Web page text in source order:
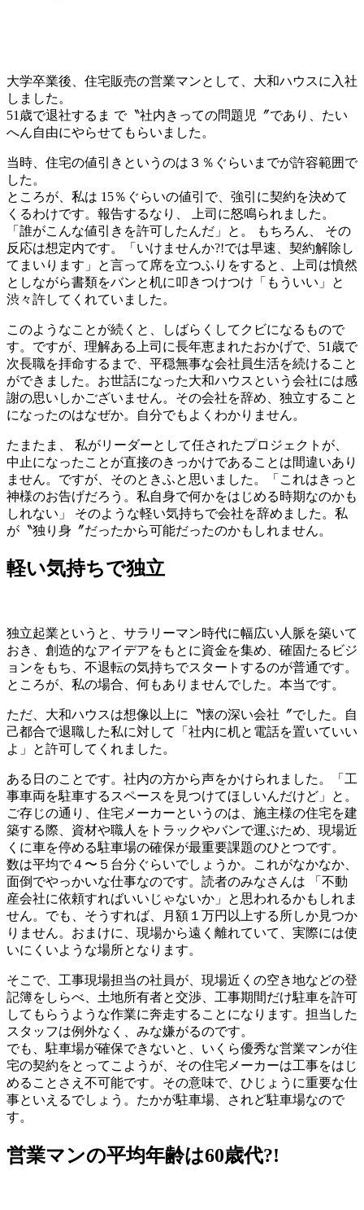
大学卒業後、住宅販売の営業マンとして、大和ハウスに入社
しました。
51歳で退社するま で〝社内きっての問題児〞であり、たい
へん自由にやらせてもらいました。
当時、住宅の値引きというのは３％ぐらいまでが許容範囲で
した。
ところが、私は 15％ぐらいの値引で、強引に契約を決めて
くるわけです。報告するなり、 上司に怒鳴られました。
「誰がこんな値引きを許可したんだ」と。 もちろん、 その
反応は想定内です。「いけませんか?!では早速、契約解除し
てまいります」と言って席を立つふりをすると、上司は憤然
としながら書類をバンと机に叩きつけつけ「もういい」と
渋々許してくれていました。
このようなことが続くと、しばらくしてクビになるもので
す。ですが、理解ある上司に長年恵まれたおかげで、51歳で
次長職を拝命するまで、平穏無事な会社員生活を続けること
ができました。お世話になった大和ハウスという会社には感
謝の思いしかございません。その会社を辞め、独立すること
になったのはなぜか。自分でもよくわかりません。
たまたま、 私がリーダーとして任されたプロジェクトが、
中止になったことが直接のきっかけであることは間違いあり
ません。ですが、そのときふと思いました。「これはきっと
神様のお告げだろう。私自身で何かをはじめる時期なのかも
しれない」 そのような軽い気持ちで会社を辞めました。私
が〝独り身〞だったから可能だったのかもしれません。
軽い気持ちで独立
独立起業というと、サラリーマン時代に幅広い人脈を築いて
おき、創造的なアイデアをもとに資金を集め、確固たるビジ
ョンをもち、不退転の気持ちでスタートするのが普通です。
ところが、私の場合、何もありませんでした。本当です。
ただ、大和ハウスは想像以上に〝懐の深い会社〞でした。自
己都合で退職した私に対して「社内に机と電話を置いていい
よ」と許可してくれました。
ある日のことです。社内の方から声をかけられました。「工
事車両を駐車するスペースを見つけてほしいんだけど」と。
ご存じの通り、住宅メーカーというのは、施主様の住宅を建
築する際、資材や職人をトラックやバンで運ぶため、現場近
くに車を停める駐車場の確保が最重要課題のひとつです。
数は平均で４〜５台分ぐらいでしょうか。これがなかなか、
面倒でやっかいな仕事なのです。読者のみなさんは 「不動
産会社に依頼すればいいじゃないか」と思われるかもしれま
せん。でも、そうすれば、月額１万円以上する所しか見つか
りません。おまけに、現場から遠く離れていて、実際には使
いにくいような場所となります。
そこで、工事現場担当の社員が、現場近くの空き地などの登
記簿をしらべ、土地所有者と交渉、工事期間だけ駐車を許可
してもらうような作業に奔走することになります。担当した
スタッフは例外なく、みな嫌がるのです。
でも、駐車場が確保できないと、いくら優秀な営業マンが住
宅の契約をとってこようが、その住宅メーカーは工事をはじ
めることさえ不可能です。その意味で、ひじょうに重要な仕
事といえるでしょう。たかが駐車場、されど駐車場なので
す。
営業マンの平均年齢は60歳代?!